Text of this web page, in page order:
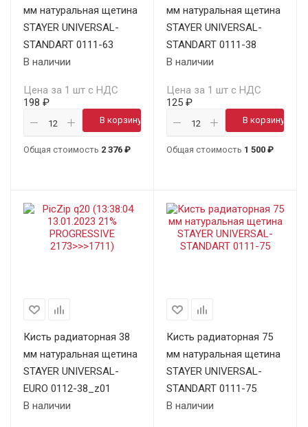
мм натуральная щетина
STAYER UNIVERSAL-
STANDART 0111-63
В наличии
Цена за 1 шт с НДС
198 ₽
В корзину
Общая стоимость 2 376 ₽
мм натуральная щетина
STAYER UNIVERSAL-
STANDART 0111-38
В наличии
Цена за 1 шт с НДС
125 ₽
В корзину
Общая стоимость 1 500 ₽
Кисть радиаторная 38
мм натуральная щетина
STAYER UNIVERSAL-
EURO 0112-38_z01
В наличии
Кисть радиаторная 75
мм натуральная щетина
STAYER UNIVERSAL-
STANDART 0111-75
В наличии